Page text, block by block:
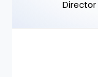
Director